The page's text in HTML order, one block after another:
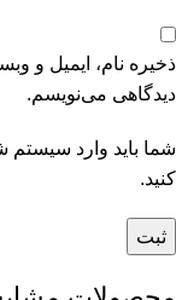
ذخیره نام، ایمیل و
دیدگاهی می‌نویسم.
شما باید وارد سیستم
کنید.